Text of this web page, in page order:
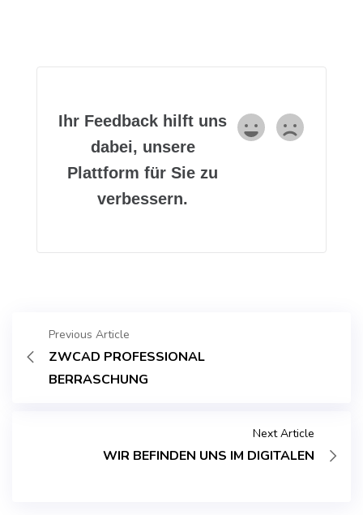
Ihr Feedback hilft uns
dabei, unsere
Plattform für Sie zu
verbessern.
Previous Article
ZWCAD PROFESSIONAL
BERRASCHUNG
Next Article
WIR BEFINDEN UNS IM DIGITALEN